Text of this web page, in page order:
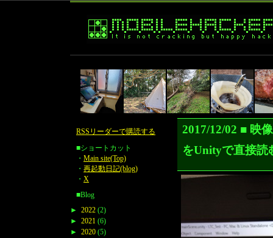
2017/12/02 ■ 映
をUnityで直接
RSSリーダーで購読する
■ショートカット
・ Main site(Top)
・ 再起動日記(blog)
・ X
■Blog
► 2022 (2)
► 2021 (6)
► 2020 (5)